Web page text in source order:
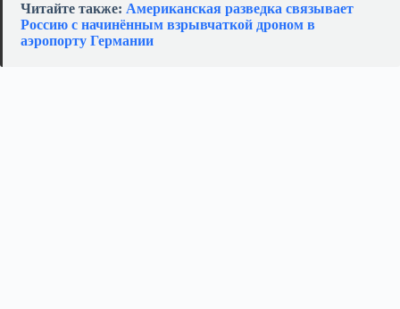
Читайте также: Американская разведка связывает
Россию с начинённым взрывчаткой дроном в
аэропорту Германии